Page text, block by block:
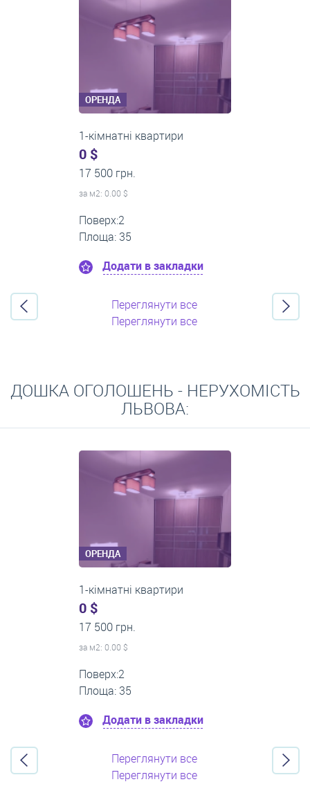
ОРЕНДА
1-кімнатні квартири
0 $
22 500 грн.
за м2: 0.00 $
Поверх:12
Площа: 60
Додати в закладки
Переглянути все
Переглянути все
ДОШКА ОГОЛОШЕНЬ - НЕРУХОМІСТЬ
ЛЬВОВА:
ОРЕНДА
3-кімнатні квартири
500 $
0 грн.
за м2: 8.33 $
Поверх:3
Площа: 60
Додати в закладки
Переглянути все
Переглянути все